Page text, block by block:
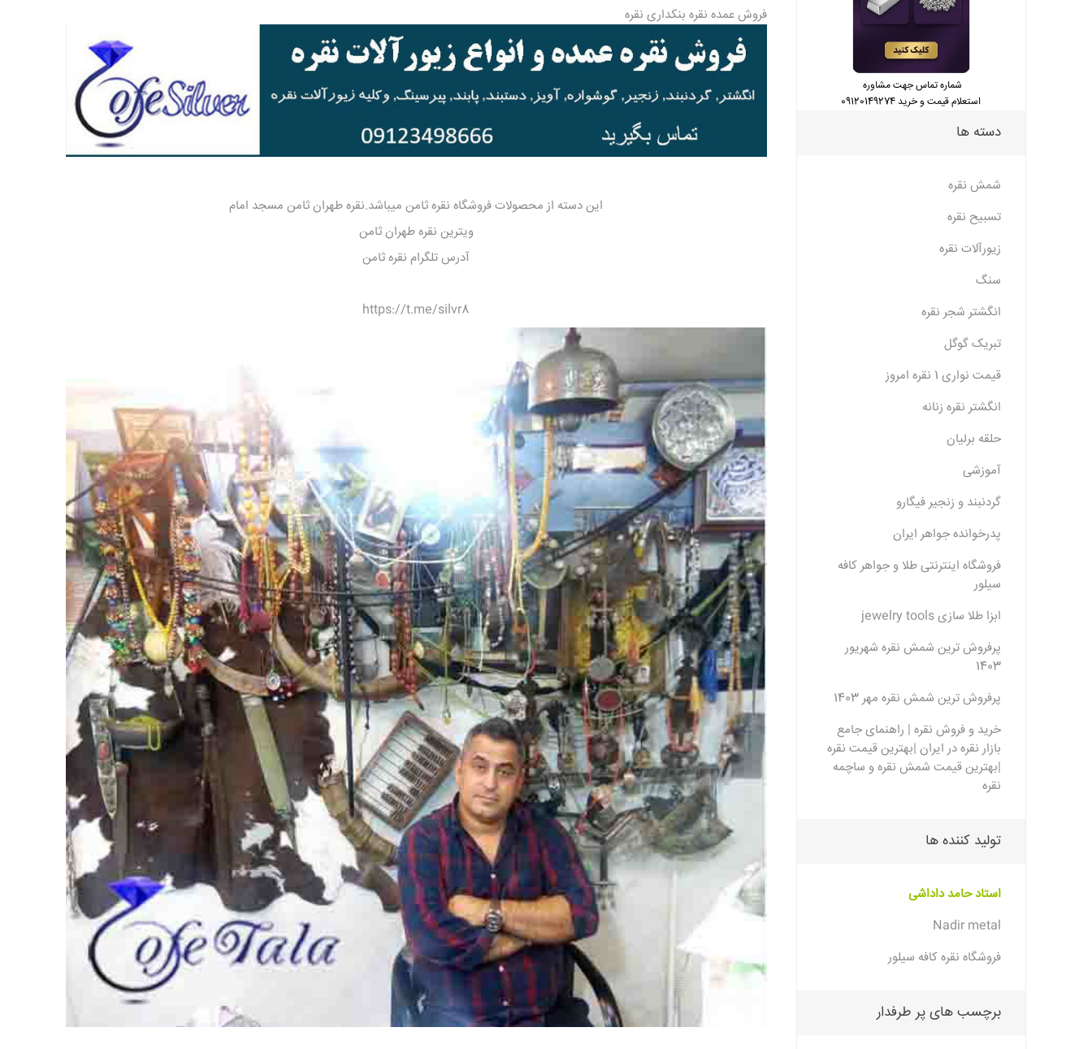
فروش عمده نقره بنکداری نقره
این دسته از محصولاتفروشگاه نقره ثامن میباشد.نقره طهران ثامن مسجد امام
ویترین نقره طهران ثامن
آدرس تلگرام نقره ثامن
https://t.me/silvr8
شماره تماس جهت مشاوره
استعلام قیمت و خرید 09120149274
دسته ها
شمش نقره
تسبیح نقره
زیورآلات نقره
سنگ
انگشتر شجر نقره
تبریک گوگل
قیمت نواری 1 نقره امروز
انگشتر نقره زنانه
حلقه برلیان
آموزشی
گردنبند و زنجیر فیگارو
پدرخوانده جواهر ایران
فروشگاه اینترنتی طلا و جواهر کافه
سیلور
ابزا طلا سازی jewelry tools
پرفروش ترین شمش نقره شهریور
1403
پرفروش ترین شمش نقره مهر 1403
خرید و فروش نقره | راهنمای جامع
بازار نقره در ایران |بهترین قیمت نقره
|بهترین قیمت شمش نقره و ساچمه
نقره
تولید کننده ها
استاد حامد داداشی
Nadir metal
فروشگاه نقره کافه سیلور
برچسب های پر طرفدار